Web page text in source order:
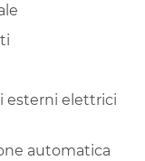
esterni elettrici
automatica